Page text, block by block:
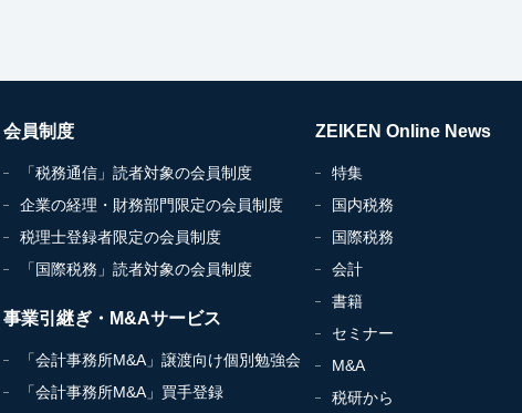
会員制度
「税務通信」読者対象の会員制度
企業の経理・財務部門限定の会員制度
税理士登録者限定の会員制度
「国際税務」読者対象の会員制度
事業引継ぎ・M&Aサービス
「会計事務所M&A」譲渡向け個別勉強会
「会計事務所M&A」買手登録
ZEIKEN Online News
特集
国内税務
国際税務
会計
書籍
セミナー
M&A
税研から